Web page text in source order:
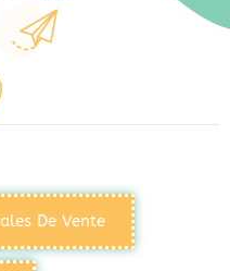
De Vente